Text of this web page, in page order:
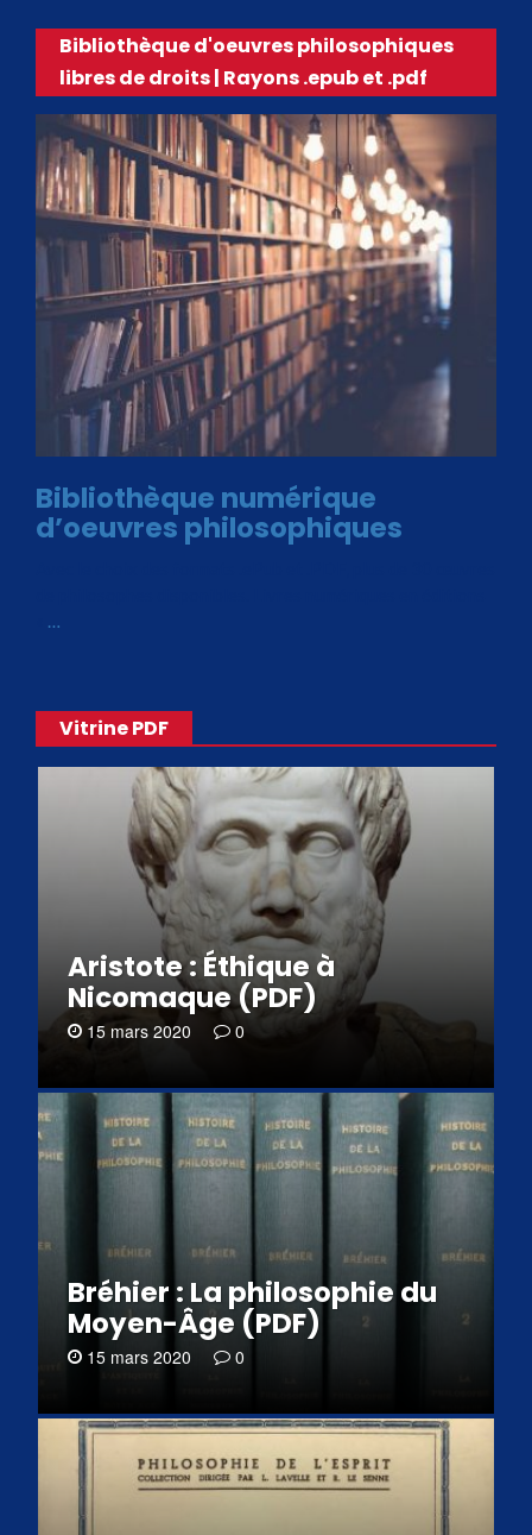
Bibliothèque d'oeuvres philosophiques
libres de droits | Rayons .epub et .pdf
Bibliothèque numérique
d’oeuvres philosophiques
…
Vitrine PDF
Aristote : Éthique à
Nicomaque (PDF)
15 mars 2020 0
Bréhier : La philosophie du
Moyen-Âge (PDF)
15 mars 2020 0